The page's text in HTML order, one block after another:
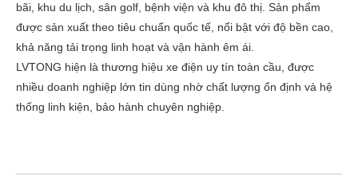
bãi, khu du lịch, sân golf, bệnh viện và khu đô thị. Sản phẩm
được sản xuất theo tiêu chuẩn quốc tế, nổi bật với độ bền cao,
khả năng tải trọng linh hoạt và vận hành êm ái.
LVTONG hiện là thương hiệu xe điện uy tín toàn cầu, được
nhiều doanh nghiệp lớn tin dùng nhờ chất lượng ổn định và hệ
thống linh kiện, bảo hành chuyên nghiệp.